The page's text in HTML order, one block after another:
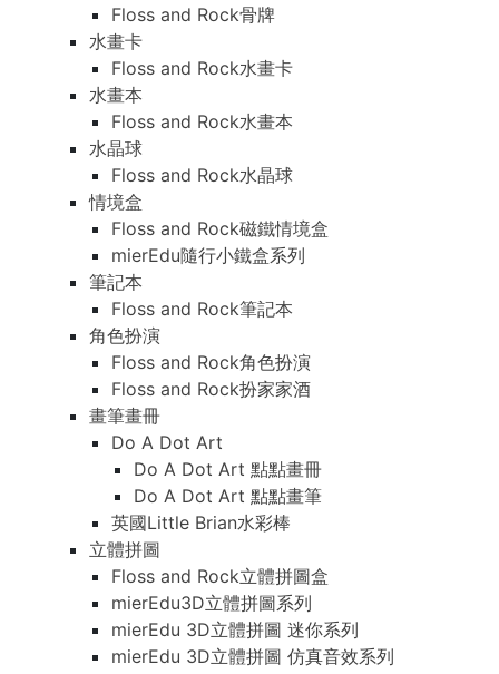
Floss and Rock骨牌
水畫卡
Floss and Rock水畫卡
水畫本
Floss and Rock水畫本
水晶球
Floss and Rock水晶球
情境盒
Floss and Rock磁鐵情境盒
mierEdu隨行小鐵盒系列
筆記本
Floss and Rock筆記本
角色扮演
Floss and Rock角色扮演
Floss and Rock扮家家酒
畫筆畫冊
Do A Dot Art
Do A Dot Art 點點畫冊
Do A Dot Art 點點畫筆
英國Little Brian水彩棒
立體拼圖
Floss and Rock立體拼圖盒
mierEdu3D立體拼圖系列
mierEdu 3D立體拼圖 迷你系列
mierEdu 3D立體拼圖 仿真音效系列